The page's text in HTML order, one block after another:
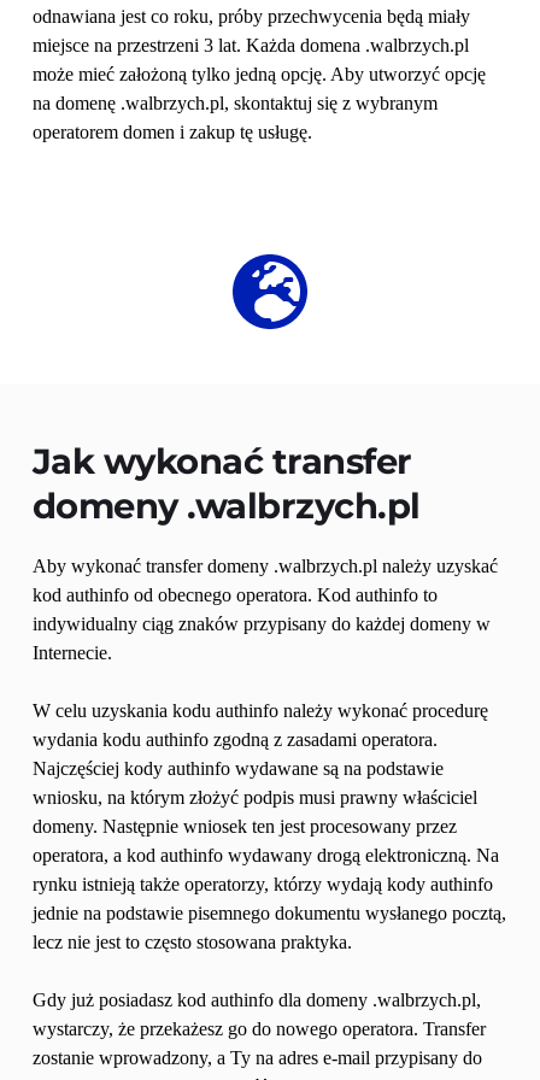
odnawiana jest co roku, próby przechwycenia będą miały
miejsce na przestrzeni 3 lat. Każda domena .walbrzych.pl
może mieć założoną tylko jedną opcję. Aby utworzyć opcję
na domenę .walbrzych.pl, skontaktuj się z wybranym
operatorem domen i zakup tę usługę.
Jak wykonać transfer
domeny .walbrzych.pl
Aby wykonać transfer domeny .walbrzych.pl należy uzyskać
kod authinfo od obecnego operatora. Kod authinfo to
indywidualny ciąg znaków przypisany do każdej domeny w
Internecie.
W celu uzyskania kodu authinfo należy wykonać procedurę
wydania kodu authinfo zgodną z zasadami operatora.
Najczęściej kody authinfo wydawane są na podstawie
wniosku, na którym złożyć podpis musi prawny właściciel
domeny. Następnie wniosek ten jest procesowany przez
operatora, a kod authinfo wydawany drogą elektroniczną. Na
rynku istnieją także operatorzy, którzy wydają kody authinfo
jednie na podstawie pisemnego dokumentu wysłanego pocztą,
lecz nie jest to często stosowana praktyka.
Gdy już posiadasz kod authinfo dla domeny .walbrzych.pl,
wystarczy, że przekażesz go do nowego operatora. Transfer
zostanie wprowadzony, a Ty na adres e-mail przypisany do